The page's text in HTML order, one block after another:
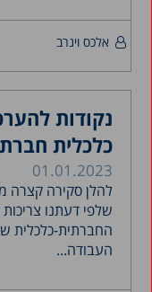
אלכס וינרב
נקודות
כלכלית חברתית
01.01.2023
להלן סקירה קצרה
שלפי דעתנו
החברתית-כלכלית
העבודה...